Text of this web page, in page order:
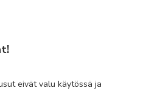
eivät valu käytössä ja